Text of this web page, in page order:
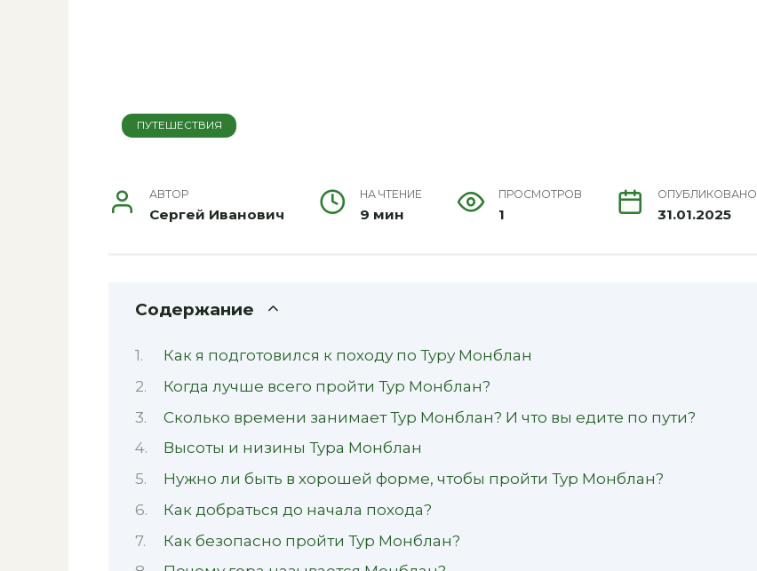
ПУТЕШЕСТВИЯ
АВТОР
Сергей Иванович
НА ЧТЕНИЕ
9 мин
ПРОСМОТРОВ
1
ОПУБЛИКОВАНО
31.01.2025
Содержание
Как я подготовился к походу по Туру Монблан
Когда лучше всего пройти Тур Монблан?
Сколько времени занимает Тур Монблан? И что вы едите по пути?
Высоты и низины Тура Монблан
Нужно ли быть в хорошей форме, чтобы пройти Тур Монблан?
Как добраться до начала похода?
Как безопасно пройти Тур Монблан?